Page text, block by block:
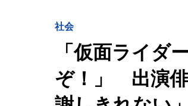
社会
「仮面ライダ
ぞ！」 出演俳